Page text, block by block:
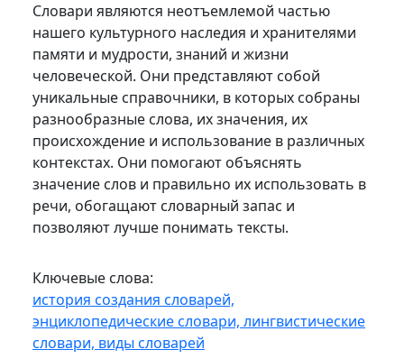
Словари являются неотъемлемой частью
нашего культурного наследия и хранителями
памяти и мудрости, знаний и жизни
человеческой. Они представляют собой
уникальные справочники, в которых собраны
разнообразные слова, их значения, их
происхождение и использование в различных
контекстах. Они помогают объяснять
значение слов и правильно их использовать в
речи, обогащают словарный запас и
позволяют лучше понимать тексты.
Ключевые слова:
история создания словарей,
энциклопедические словари, лингвистические
словари, виды словарей